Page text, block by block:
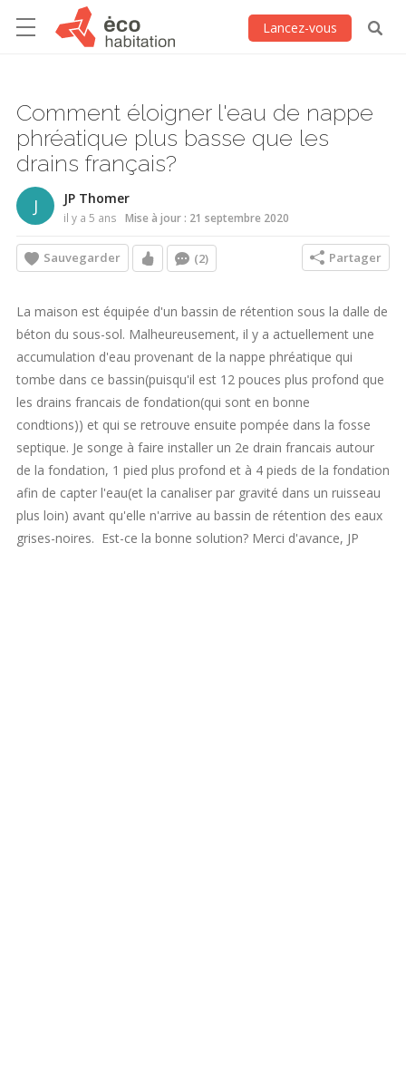
Lancez-vous
Comment éloigner l'eau de nappe
phréatique plus basse que les
drains français?
J JP Thomer
il y a 5 ans Mise à jour : 21 septembre 2020
Sauvegarder (2) Partager
La maison est équipée d'un bassin de rétention sous la dalle de
béton du sous-sol. Malheureusement, il y a actuellement une
accumulation d'eau provenant de la nappe phréatique qui
tombe dans ce bassin(puisqu'il est 12 pouces plus profond que
les drains francais de fondation(qui sont en bonne
condtions)) et qui se retrouve ensuite pompée dans la fosse
septique. Je songe à faire installer un 2e drain francais autour
de la fondation, 1 pied plus profond et à 4 pieds de la fondation
afin de capter l'eau(et la canaliser par gravité dans un ruisseau
plus loin) avant qu'elle n'arrive au bassin de rétention des eaux
grises-noires. Est-ce la bonne solution? Merci d'avance, JP